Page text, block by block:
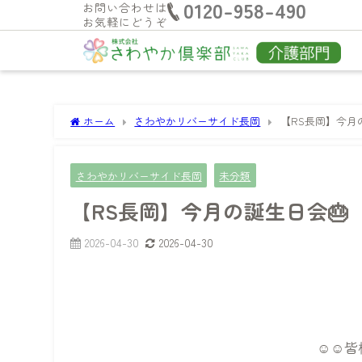
お問い合わせは
お気軽にどうぞ
0120-958-490
ホーム さわやかリバーサイド長岡 【RS長岡】今
さわやかリバーサイド長岡 未分類
【RS長岡】今月の誕生日会🎂
2026-04-30 2026-04-30
☺️☺️皆